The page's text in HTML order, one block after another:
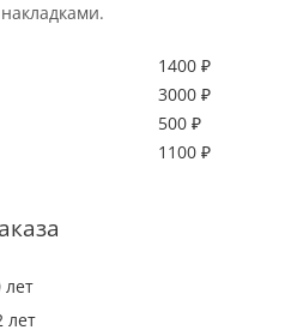
1400 ₽
3000 ₽
500 ₽
1100 ₽
лет
лет